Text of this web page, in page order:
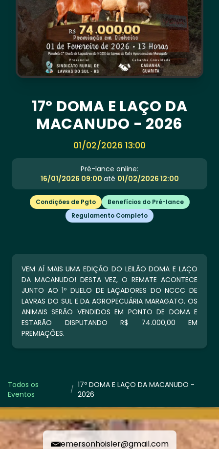
17º DOMA E LAÇO DA
MACANUDO - 2026
01/02/2026 13:00
Pré-lance online:
16/01/2026 09:00 até 01/02/2026 12:00
Condições de Pgto
Benefícios do Pré-lance
Regulamento Completo
VEM AÍ MAIS UMA EDIÇÃO DO LEILÃO DOMA E LAÇO
DA MACANUDO! DESTA VEZ, O REMATE ACONTECE
JUNTO AO 1º DUELO DE LAÇADORES DO NCCC DE
LAVRAS DO SUL E DA AGROPECUÁRIA MARAGATO. OS
ANIMAIS SERÃO VENDIDOS EM PONTO DE DOMA E
ESTARÃO DISPUTANDO R$ 74.000,00 EM
PREMIAÇÕES.
Todos os
Eventos
/ 17º DOMA E LAÇO DA MACANUDO -
2026
emersonhoisler@gmail.com